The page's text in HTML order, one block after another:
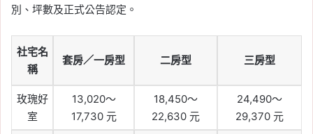
別、坪數及正式公告認定。
社宅名
稱
套房／一房型 二房型 三房型
玫瑰好
室
13,020～
17,730 元
18,450～
22,630 元
24,490～
29,370 元